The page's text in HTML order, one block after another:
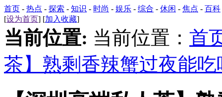
首页 - 热点 - 探索 - 知识 - 时尚 - 娱乐 - 综合 - 休闲 - 焦点 - 百科
[设为首页] [加入收藏]
当前位置: 当前位置： 首
茶】熟剩香辣蟹过夜能吃